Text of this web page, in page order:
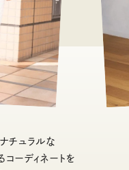
チュラルな
ーディネートを